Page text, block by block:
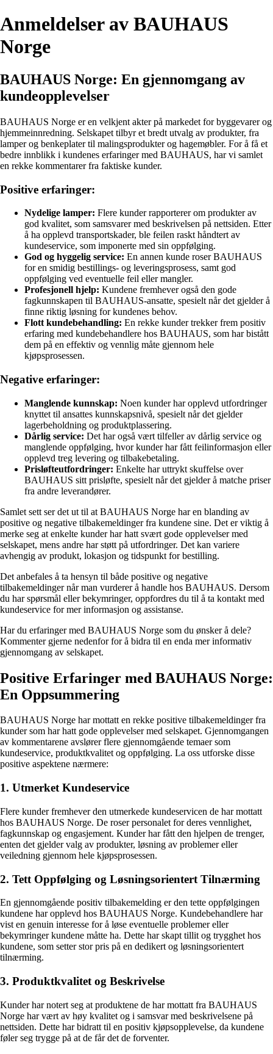
Anmeldelser av BAUHAUS
Norge
BAUHAUS Norge: En gjennomgang av
kundeopplevelser
BAUHAUS Norge er en velkjent akter på markedet for byggevarer og
hjemmeinnredning. Selskapet tilbyr et bredt utvalg av produkter, fra
lamper og benkeplater til malingsprodukter og hagemøbler. For å få et
bedre innblikk i kundenes erfaringer med BAUHAUS, har vi samlet
en rekke kommentarer fra faktiske kunder.
Positive erfaringer:
Nydelige lamper: Flere kunder rapporterer om produkter av
god kvalitet, som samsvarer med beskrivelsen på nettsiden. Etter
å ha opplevd transportskader, ble feilen raskt håndtert av
kundeservice, som imponerte med sin oppfølging.
God og hyggelig service: En annen kunde roser BAUHAUS
for en smidig bestillings- og leveringsprosess, samt god
oppfølging ved eventuelle feil eller mangler.
Profesjonell hjelp: Kundene fremhever også den gode
fagkunnskapen til BAUHAUS-ansatte, spesielt når det gjelder å
finne riktig løsning for kundenes behov.
Flott kundebehandling: En rekke kunder trekker frem positiv
erfaring med kundebehandlere hos BAUHAUS, som har bistått
dem på en effektiv og vennlig måte gjennom hele
kjøpsprosessen.
Negative erfaringer:
Manglende kunnskap: Noen kunder har opplevd utfordringer
knyttet til ansattes kunnskapsnivå, spesielt når det gjelder
lagerbeholdning og produktplassering.
Dårlig service: Det har også vært tilfeller av dårlig service og
manglende oppfølging, hvor kunder har fått feilinformasjon eller
opplevd treg levering og tilbakebetaling.
Prisløfteutfordringer: Enkelte har uttrykt skuffelse over
BAUHAUS sitt prisløfte, spesielt når det gjelder å matche priser
fra andre leverandører.
Samlet sett ser det ut til at BAUHAUS Norge har en blanding av
positive og negative tilbakemeldinger fra kundene sine. Det er viktig å
merke seg at enkelte kunder har hatt svært gode opplevelser med
selskapet, mens andre har støtt på utfordringer. Det kan variere
avhengig av produkt, lokasjon og tidspunkt for bestilling.
Det anbefales å ta hensyn til både positive og negative
tilbakemeldinger når man vurderer å handle hos BAUHAUS. Dersom
du har spørsmål eller bekymringer, oppfordres du til å ta kontakt med
kundeservice for mer informasjon og assistanse.
Har du erfaringer med BAUHAUS Norge som du ønsker å dele?
Kommenter gjerne nedenfor for å bidra til en enda mer informativ
gjennomgang av selskapet.
Positive Erfaringer med BAUHAUS Norge:
En Oppsummering
BAUHAUS Norge har mottatt en rekke positive tilbakemeldinger fra
kunder som har hatt gode opplevelser med selskapet. Gjennomgangen
av kommentarene avslører flere gjennomgående temaer som
kundeservice, produktkvalitet og oppfølging. La oss utforske disse
positive aspektene nærmere:
1. Utmerket Kundeservice
Flere kunder fremhever den utmerkede kundeservicen de har mottatt
hos BAUHAUS Norge. De roser personalet for deres vennlighet,
fagkunnskap og engasjement. Kunder har fått den hjelpen de trenger,
enten det gjelder valg av produkter, løsning av problemer eller
veiledning gjennom hele kjøpsprosessen.
2. Tett Oppfølging og Løsningsorientert Tilnærming
En gjennomgående positiv tilbakemelding er den tette oppfølgingen
kundene har opplevd hos BAUHAUS Norge. Kundebehandlere har
vist en genuin interesse for å løse eventuelle problemer eller
bekymringer kundene måtte ha. Dette har skapt tillit og trygghet hos
kundene, som setter stor pris på en dedikert og løsningsorientert
tilnærming.
3. Produktkvalitet og Beskrivelse
Kunder har notert seg at produktene de har mottatt fra BAUHAUS
Norge har vært av høy kvalitet og i samsvar med beskrivelsene på
nettsiden. Dette har bidratt til en positiv kjøpsopplevelse, da kundene
føler seg trygge på at de får det de forventer.